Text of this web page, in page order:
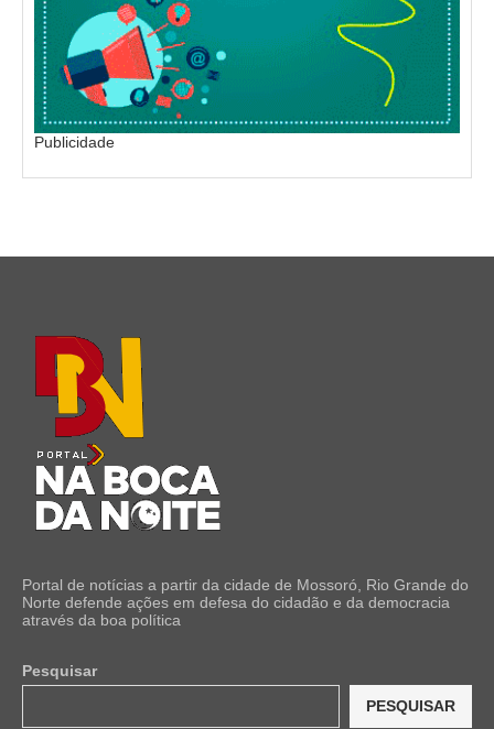
Publicidade
Portal de notícias a partir da cidade de Mossoró, Rio Grande do
Norte defende ações em defesa do cidadão e da democracia
através da boa política
Pesquisar
PESQUISAR